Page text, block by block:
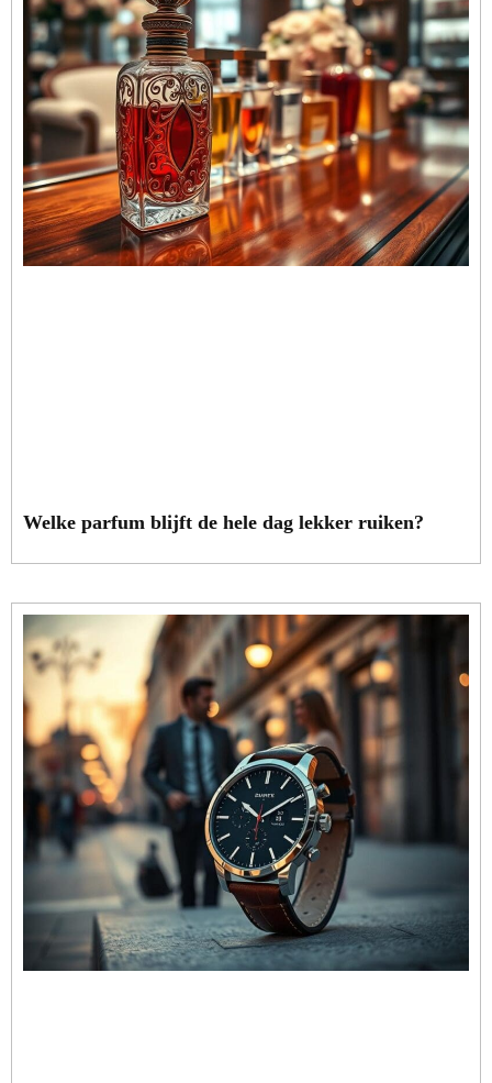
Welke parfum blijft de hele dag lekker ruiken?